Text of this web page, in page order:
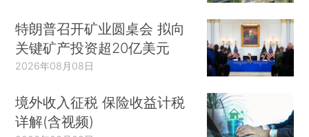
特朗普召开矿业圆桌会 拟向
关键矿产投资超20亿美元
2026年08月08日
境外收入征税 保险收益计税
详解(含视频)